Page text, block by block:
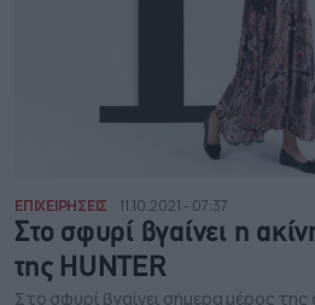
ΕΠΙΧΕΙΡΗΣΕΙΣ 11.10.2021 - 07:37
Στο σφυρί βγαίνει η
της HUNTER
Στο σφυρί βγαίνει σήμερα μέρος της